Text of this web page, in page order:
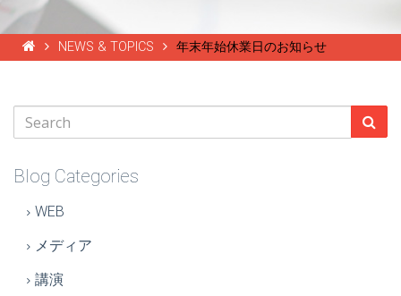
NEWS & TOPICS 年末年始休業日のお知らせ
Blog Categories
WEB
メディア
講演